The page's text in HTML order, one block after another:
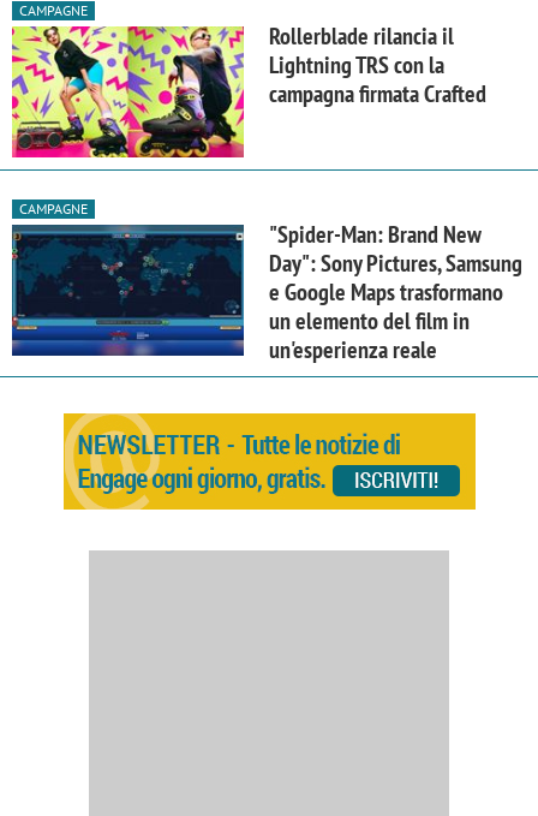
CAMPAGNE
Rollerblade rilancia il
Lightning TRS con la
campagna firmata Crafted
CAMPAGNE
"Spider-Man: Brand New
Day": Sony Pictures, Samsung
e Google Maps trasformano
un elemento del film in
un'esperienza reale